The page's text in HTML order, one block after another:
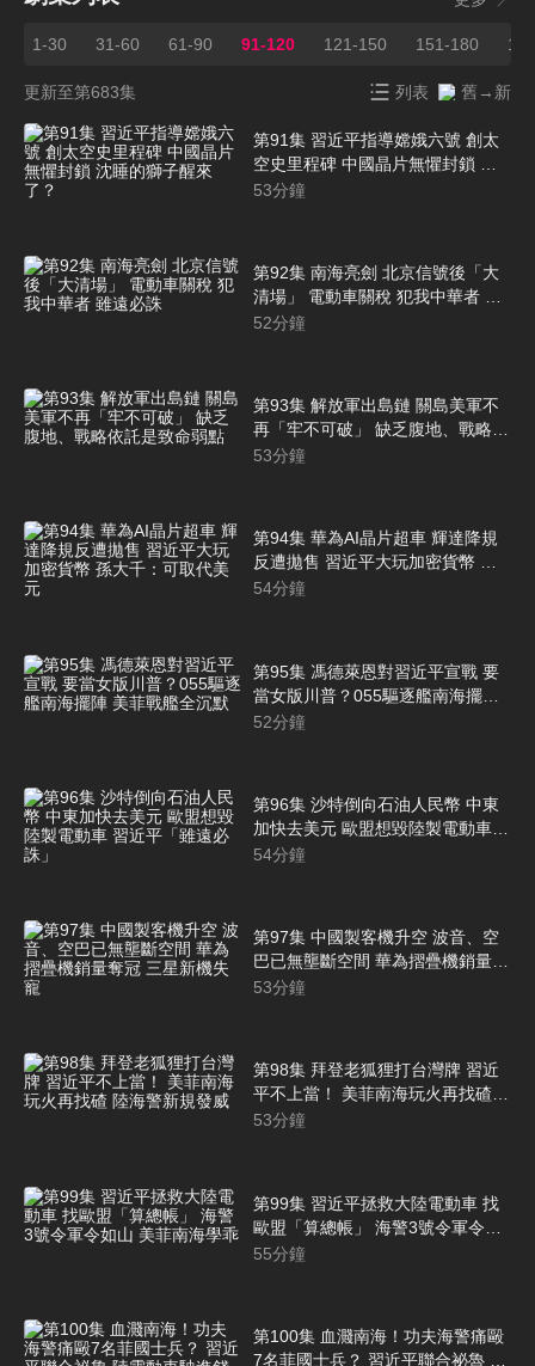
1-30 31-60 61-90 91-120 121-150 151-180
更新至第683集 列表 舊→新
第91集 習近平指導嫦娥六號 創太
空史里程碑 中國晶片無懼封鎖 沈
睡的獅子醒來了？
53分鐘
第92集 南海亮劍 北京信號後「大
清場」 電動車關稅 犯我中華者 雖
遠必誅
52分鐘
第93集 解放軍出島鏈 關島美軍不
再「牢不可破」 缺乏腹地、戰略依
託是致命弱點
53分鐘
第94集 華為AI晶片超車 輝達降規
反遭拋售 習近平大玩加密貨幣 孫
大千：可取代美元
54分鐘
第95集 馮德萊恩對習近平宣戰 要
當女版川普？055驅逐艦南海擺陣
美菲戰艦全沉默
52分鐘
第96集 沙特倒向石油人民幣 中東
加快去美元 歐盟想毀陸製電動車
習近平「雖遠必誅」
54分鐘
第97集 中國製客機升空 波音、空
巴已無壟斷空間 華為摺疊機銷量奪
冠 三星新機失寵
53分鐘
第98集 拜登老狐狸打台灣牌 習近
平不上當！ 美菲南海玩火再找碴
陸海警新規發威
53分鐘
第99集 習近平拯救大陸電動車 找
歐盟「算總帳」 海警3號令軍令如
山 美菲南海學乖
55分鐘
第100集 血濺南海！功夫海警痛毆
7名菲國士兵？ 習近平聯合祕魯 陸